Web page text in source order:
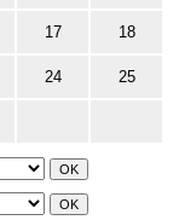
17 18
24 25